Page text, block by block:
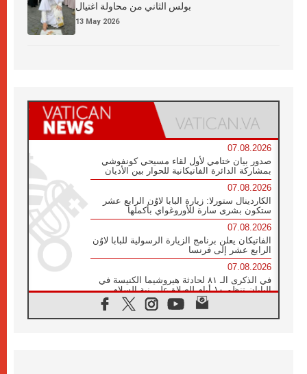
بولس الثاني من محاولة اغتيال
13 May 2026
07.08.2026
صدور بيان ختامي لأول لقاء مسيحي كونفوشي
بمشاركة الدائرة الفاتيكانية للحوار بين الأديان
07.08.2026
الكاردينال ستورلا: زيارة البابا لاوُن الرابع عشر
ستكون بشرى سارة للأوروغواي بأكملها
07.08.2026
الفاتيكان يعلن برنامج الزيارة الرسولية للبابا لاوُن
الرابع عشر إلى فرنسا
07.08.2026
في الذكرى الـ ٨١ لحادثة هيروشيما الكنيسة في
اليابان تنظم ١٠ أيام للصلاة على نية السلام
الكنيسة في الأوروغواي: زيارة البابا ستعزز